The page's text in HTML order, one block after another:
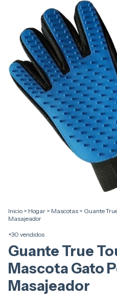
Inicio > Hogar > Mascotas > Guante
Masajeador
+30 vendidos
Guante True
Mascota Gato
Masajeador